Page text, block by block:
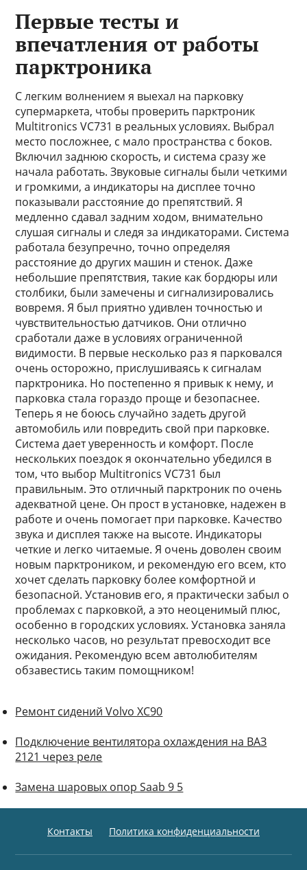
Первые тесты и
впечатления от работы
парктроника
С легким волнением я выехал на парковку
супермаркета, чтобы проверить парктроник
Multitronics VC731 в реальных условиях. Выбрал
место посложнее, с мало пространства с боков.
Включил заднюю скорость, и система сразу же
начала работать. Звуковые сигналы были четкими
и громкими, а индикаторы на дисплее точно
показывали расстояние до препятствий. Я
медленно сдавал задним ходом, внимательно
слушая сигналы и следя за индикаторами. Система
работала безупречно, точно определяя
расстояние до других машин и стенок. Даже
небольшие препятствия, такие как бордюры или
столбики, были замечены и сигнализировались
вовремя. Я был приятно удивлен точностью и
чувствительностью датчиков. Они отлично
сработали даже в условиях ограниченной
видимости. В первые несколько раз я парковался
очень осторожно, прислушиваясь к сигналам
парктроника. Но постепенно я привык к нему, и
парковка стала гораздо проще и безопаснее.
Теперь я не боюсь случайно задеть другой
автомобиль или повредить свой при парковке.
Система дает уверенность и комфорт. После
нескольких поездок я окончательно убедился в
том, что выбор Multitronics VC731 был
правильным. Это отличный парктроник по очень
адекватной цене. Он прост в установке, надежен в
работе и очень помогает при парковке. Качество
звука и дисплея также на высоте. Индикаторы
четкие и легко читаемые. Я очень доволен своим
новым парктроником, и рекомендую его всем, кто
хочет сделать парковку более комфортной и
безопасной. Установив его, я практически забыл о
проблемах с парковкой, а это неоценимый плюс,
особенно в городских условиях. Установка заняла
несколько часов, но результат превосходит все
ожидания. Рекомендую всем автолюбителям
обзавестись таким помощником!
Ремонт сидений Volvo XC90
Подключение вентилятора охлаждения на ВАЗ
2121 через реле
Замена шаровых опор Saab 9 5
Контакты Политика конфиденциальности